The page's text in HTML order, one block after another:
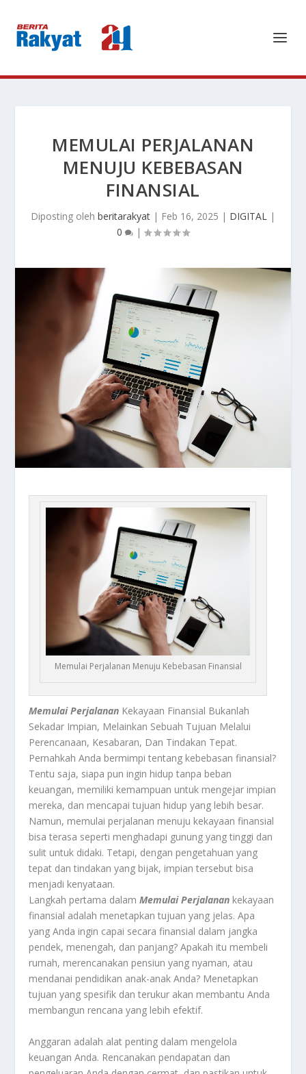
MEMULAI PERJALANAN
MENUJU KEBEBASAN
FINANSIAL
Diposting oleh beritarakyat | Feb 16, 2025 | DIGITAL |
0
|
Memulai Perjalanan Menuju Kebebasan Finansial
Memulai Perjalanan Kekayaan Finansial Bukanlah
Sekadar Impian, Melainkan Sebuah Tujuan Melalui
Perencanaan, Kesabaran, Dan Tindakan Tepat.
Pernahkah Anda bermimpi tentang kebebasan finansial?
Tentu saja, siapa pun ingin hidup tanpa beban
keuangan, memiliki kemampuan untuk mengejar impian
mereka, dan mencapai tujuan hidup yang lebih besar.
Namun, memulai perjalanan menuju kekayaan finansial
bisa terasa seperti menghadapi gunung yang tinggi dan
sulit untuk didaki. Tetapi, dengan pengetahuan yang
tepat dan tindakan yang bijak, impian tersebut bisa
menjadi kenyataan.
Langkah pertama dalamMemulai Perjalanan kekayaan
finansial adalah menetapkan tujuan yang jelas. Apa
yang Anda ingin capai secara finansial dalam jangka
pendek, menengah, dan panjang? Apakah itu membeli
rumah, merencanakan pensiun yang nyaman, atau
mendanai pendidikan anak-anak Anda? Menetapkan
tujuan yang spesifik dan terukur akan membantu Anda
membangun rencana yang lebih efektif.
Anggaran adalah alat penting dalam mengelola
keuangan Anda. Rencanakan pendapatan dan